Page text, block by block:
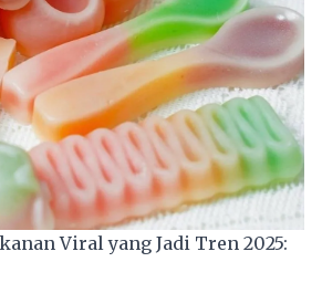
Viral yang Jadi Tren 2025: